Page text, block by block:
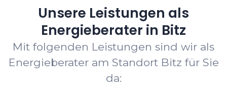
Unsere Leistungen als
Energieberater in Bitz
Mit folgenden Leistungen sind wir als
Energieberater am Standort Bitz für Sie
da: